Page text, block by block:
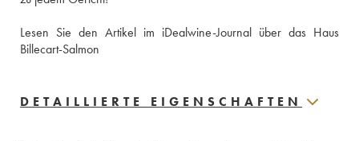
Lesen Sie den Artikel im iDealwine-Journal über das Haus
Billecart-Salmon
DETAILLIERTE EIGENSCHAFTEN